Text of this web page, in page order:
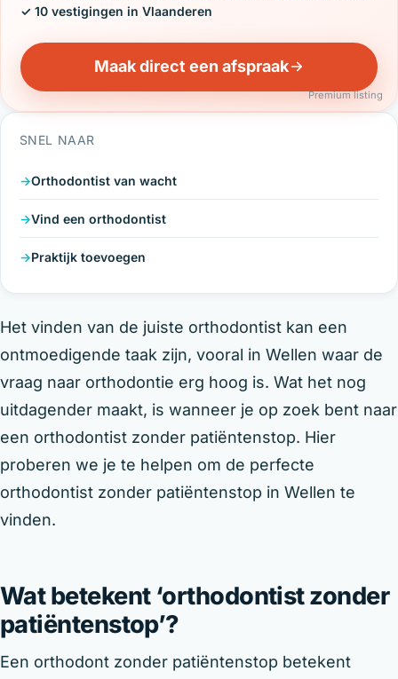
✓ 10 vestigingen in Vlaanderen
Maak direct een afspraak
Premium listing
SNEL NAAR
Orthodontist van wacht
Vind een orthodontist
Praktijk toevoegen
Het vinden van de juiste orthodontist kan een
ontmoedigende taak zijn, vooral in Wellen waar de
vraag naar orthodontie erg hoog is. Wat het nog
uitdagender maakt, is wanneer je op zoek bent naar
een orthodontist zonder patiëntenstop. Hier
proberen we je te helpen om de perfecte
orthodontist zonder patiëntenstop in Wellen te
vinden.
Wat betekent ‘orthodontist zonder
patiëntenstop’?
Een orthodont zonder patiëntenstop betekent